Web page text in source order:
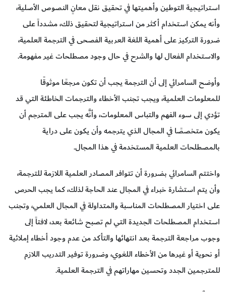
استراتيجية التوطين وأهميتها في تحقيق نقل معانٍ النصوص الأصلية،
وأنه يمكن استخدام أكثر من استراتيجية لتحقيق ذلك، مشدداً على
ضرورة التركيز على أهمية اللغة العربية الفصحى في الترجمة العلمية،
والاستخدام الفعال لها والشرح في حال وجود مصطلحات غير مفهومة.
وأوضح السامرائي إلى أن الترجمة يجب أن تكون مرجعًا موثوقًا
للمعلومات العلمية، ويجب تجنب الأخطاء والترجمات الخاطئة التي قد
تؤدي إلى سوء الفهم والتباس المعلومات، وأنَّه يجب على المترجم أن
يكون متخصصًا في المجال الذي يترجمه وأن يكون على دراية
بالمصطلحات العلمية المستخدمة في هذا المجال.
واختتم السامرائي بضرورة أن تتوافر المصادر العلمية اللازمة للترجمة،
وأن يتم استشارة خبراء في المجال عند الحاجة لذلك، كما يجب الحرص
على اختيار المصطلحات المناسبة والمتداولة في المجال العلمي، وتجنب
استخدام المصطلحات الجديدة التي لم تصبح شائعة بعد، لافتاً إلى
وجوب مراجعة الترجمة بعد انتهائها والتأكد من عدم وجود أخطاء إملائية
أو نحوية أو غيرها من الأخطاء اللغوي، وضرورة توفير التدريب اللازم
للمترجمين الجدد وتحسين مهاراتهم في الترجمة العلمية.